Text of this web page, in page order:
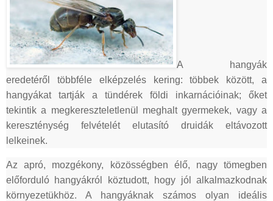
A hangyák
eredetéről többféle elképzelés kering: többek között, a
hangyákat tartják a tündérek földi inkarnációinak; őket
tekintik a megkereszteletlenül meghalt gyermekek, vagy a
kereszténység felvételét elutasító druidák eltávozott
lelkeinek.
Az apró, mozgékony, közösségben élő, nagy tömegben
előforduló hangyákról köztudott, hogy jól alkalmazkodnak
környezetükhöz. A hangyáknak számos olyan ideális